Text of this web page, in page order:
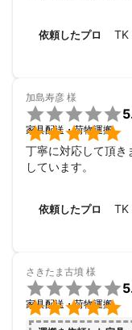
依頼したプロ TK
加島寿彦 様


家具配送・荷物運搬
丁寧に対応して頂き
しています。
依頼したプロ TK
さきたま古墳 様


家具配送・荷物運搬